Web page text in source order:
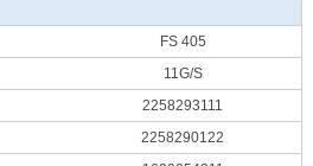
FS 405
11G/S
2258293111
2258290122